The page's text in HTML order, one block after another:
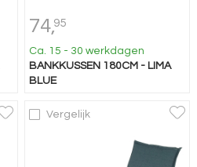
74,95
Ca. 15 - 30 werkdagen
BANKKUSSEN 180CM - LIMA
BLUE
Vergelijk